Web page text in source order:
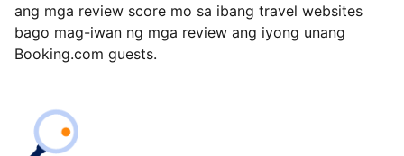
ang mga review score mo sa ibang travel websites
bago mag-iwan ng mga review ang iyong unang
Booking.com guests.